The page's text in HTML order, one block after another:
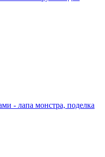
- лапа монстра, поделка